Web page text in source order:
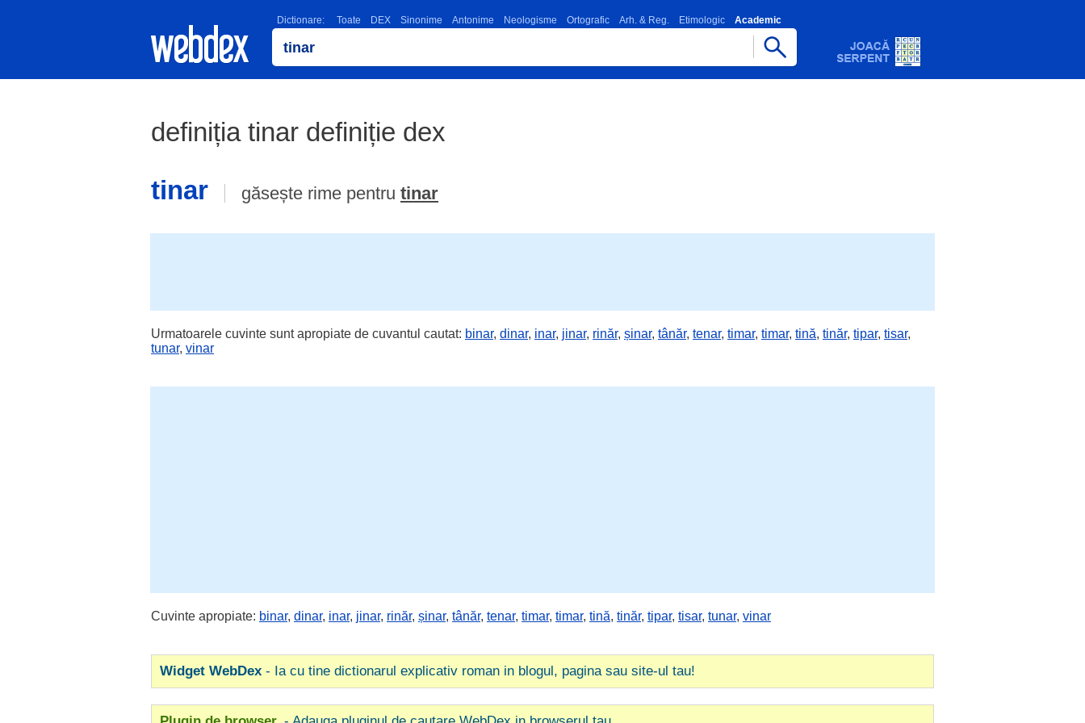
Dictionare: Toate DEX Sinonime Antonime Neologisme Ortografic Arh. & Reg. Etimologic Academic
definiția tinar definiție dex
tinar
găsește rime pentru tinar
Urmatoarele cuvinte sunt apropiate de cuvantul cautat: binar, dinar, inar, jinar, rinăr, șinar, tânăr, tenar, timar, timar, tină, tinăr, tipar, tisar,
tunar, vinar
Cuvinte apropiate: binar, dinar, inar, jinar, rinăr, șinar, tânăr, tenar, timar, timar, tină, tinăr, tipar, tisar, tunar, vinar
Widget WebDex - Ia cu tine dictionarul explicativ roman in blogul, pagina sau site-ul tau!